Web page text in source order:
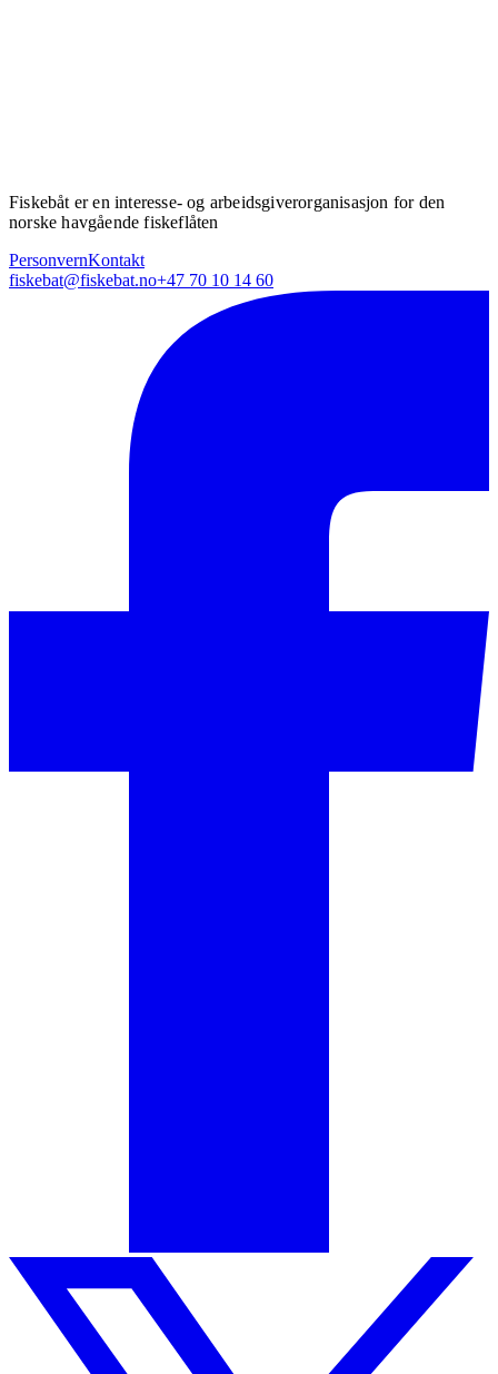
Fiskebåt er en interesse- og arbeidsgiverorganisasjon for den
norske havgående fiskeflåten
PersonvernKontakt
fiskebat@fiskebat.no+47 70 10 14 60